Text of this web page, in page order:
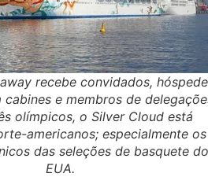
recebe convidados,
cabines e membros de
olímpicos, o Silver Cloud está
americanos; especialmente os
das seleções de basquete
EUA.